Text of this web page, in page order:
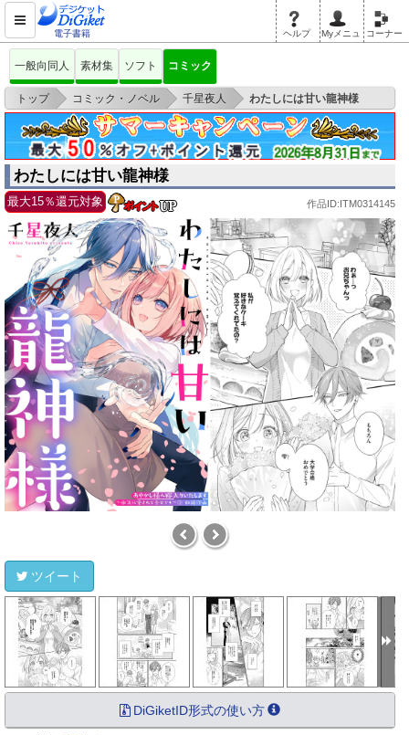
電子書籍 ヘルプ Myメニュ コーナー
一般向同人 素材集 ソフト コミック
トップ > コミック・ノベル > 千星夜人 > わたしには甘い龍神様
わたしには甘い龍神様
最大15％還元対象 作品ID:ITM0314145
ツイート
DiGiketID形式の使い方